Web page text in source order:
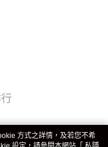
方式之詳情，及若您不希